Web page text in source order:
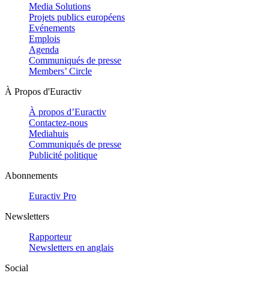
Media Solutions
Projets publics européens
Evénements
Emplois
Agenda
Communiqués de presse
Members’ Circle
À Propos d'Euractiv
À propos d’Euractiv
Contactez-nous
Mediahuis
Communiqués de presse
Publicité politique
Abonnements
Euractiv Pro
Newsletters
Rapporteur
Newsletters en anglais
Social